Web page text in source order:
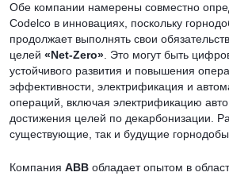
Обе компании намерены совместно
Codelco в инновациях, поскольку
продолжает выполнять свои
целей «Net-Zero» . Это могут быть
устойчивого развития и повышения
эффективности, электрификация и
операций, включая электрификацию
достижения целей по декарбонизации.
существующие, так и будущие
Компания ABB обладает опытом в